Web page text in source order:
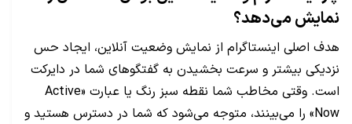
نمایش می‌دهد؟
هدف اصلی اینستاگرام از نمایش وضعیت آنلاین، ایجاد حس
نزدیکی بیشتر و سرعت بخشیدن به گفتگوهای شما در دایرکت
است. وقتی مخاطب شما نقطه سبز رنگ یا عبارت «Active
Now» را می‌بینند، متوجه می‌شود که شما در دسترس هستید و